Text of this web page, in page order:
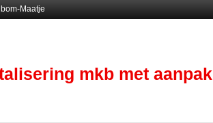
Maatje
bij FC Emmen
mkb met aanpak